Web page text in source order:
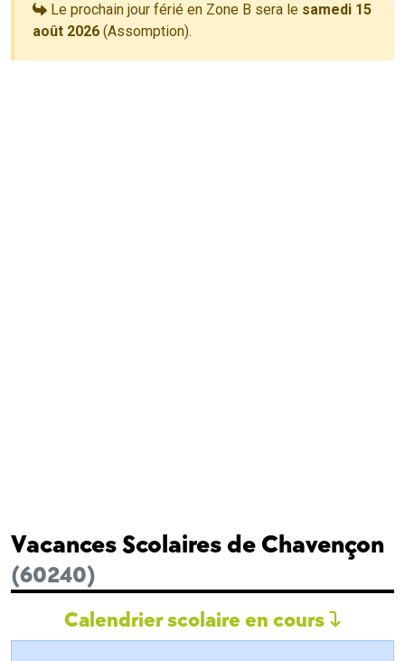
Le prochain jour férié en Zone B sera le samedi 15
août 2026 (Assomption).
Vacances Scolaires de Chavençon
(60240)
Calendrier scolaire en cours